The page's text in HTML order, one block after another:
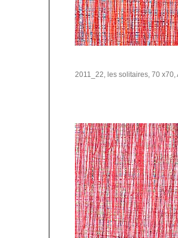
2011_22, les solitaires, 70